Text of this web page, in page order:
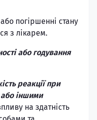
погіршенні стану
з лікарем.
або годування
реакції при
іншими
на здатність